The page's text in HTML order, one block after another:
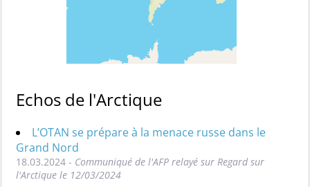
Echos de l'Arctique
L’OTAN se prépare à la menace russe dans le
Grand Nord
18.03.2024 - Communiqué de l'AFP relayé sur Regard sur
l'Arctique le 12/03/2024